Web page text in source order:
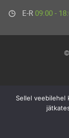
E-R 09:00 -
Sellel veebilehel